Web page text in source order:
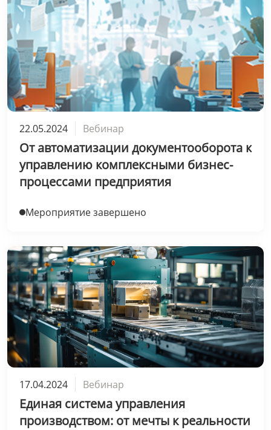
22.05.2024 Вебинар
От автоматизации документооборота к
управлению комплексными бизнес-
процессами предприятия
Мероприятие завершено
17.04.2024 Вебинар
Единая система управления
производством: от мечты к реальности